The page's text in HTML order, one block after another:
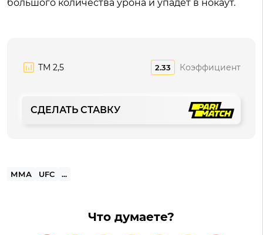
большого количества урона и упадет в нокаут.
ТМ 2,5 2.33 Коэффициент
СДЕЛАТЬ СТАВКУ
ММА UFC ...
Что думаете?